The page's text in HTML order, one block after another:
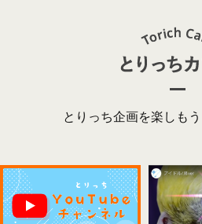
とりっち企画を楽しも